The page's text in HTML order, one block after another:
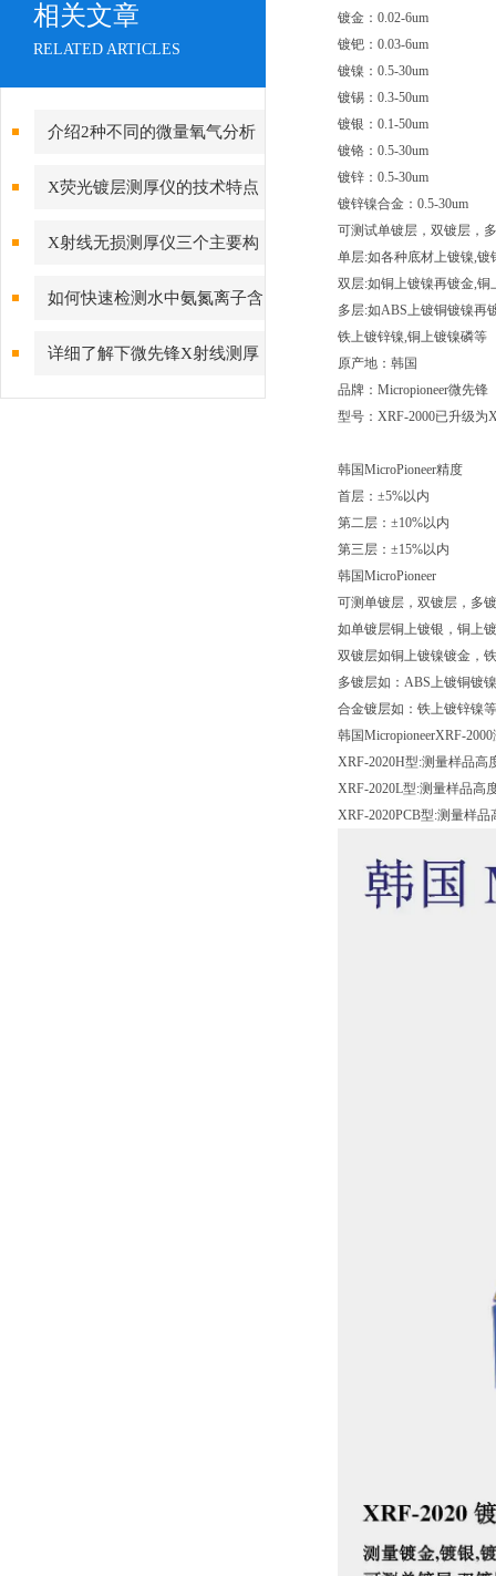
相关文章
RELATED ARTICLES
介绍2种不同的微量氧气分析
仪分析原理
X荧光镀层测厚仪的技术特点
解读
X射线无损测厚仪三个主要构
成部件的作用
如何快速检测水中氨氮离子含
量
详细了解下微先锋X射线测厚
仪的校准工作
镀金：0.02-6um
镀钯：0.03-6um
镀镍：0.5-30um
镀锡：0.3-50um
镀银：0.1-50um
镀铬：0.5-30um
镀锌：0.5-30um
镀锌镍合金：0.5-30um
可测试单镀层，双镀层，
单层:如各种底材上镀镍,镀
双层:如铜上镀镍再镀金,
多层:如ABS上镀铜镀镍再
铁上镀锌镍,铜上镀镍磷等
原产地：韩国
品牌：Micropioneer微先锋
型号：XRF-2000已升级为
韩国MicroPioneer精度
首层：±5%以内
第二层：±10%以内
第三层：±15%以内
韩国MicroPioneer
可测单镀层，双镀层，多
如单镀层铜上镀银，铜上
双镀层如铜上镀镍镀金，
多镀层如：ABS上镀铜镀
合金镀层如：铁上镀锌镍
韩国MicropioneerXRF-
XRF-2020H型:测量样品高
XRF-2020L型:测量样品高
XRF-2020PCB型:测量样品